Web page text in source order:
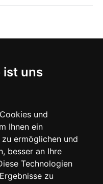
ist uns
und
Ihnen ein
ermöglichen und
besser an Ihre
Technologien
zu